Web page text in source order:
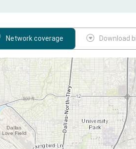
Network coverage Download